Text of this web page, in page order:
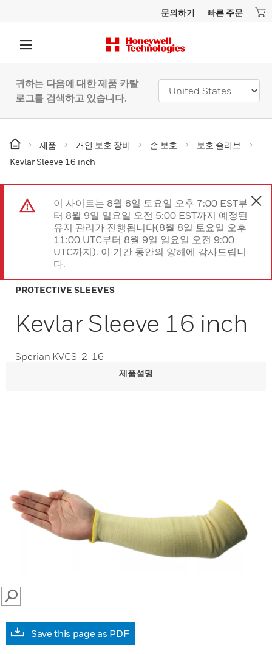
문의하기 빠른 주문
귀하는 다음에 대한 제품 카탈
로그를 검색하고 있습니다.
제품 개인 보호 장비 손 보호
보호 슬리브
Kevlar Sleeve 16 inch
이 사이트는 8월 8일 토요일 오후 7:00 EST부
터 8월 9일 일요일 오전 5:00 EST까지 예정된
유지 관리가 진행됩니다(8월 8일 토요일 오후
11:00 UTC부터 8월 9일 일요일 오전 9:00
UTC까지). 이 기간 동안의 양해에 감사드립니
다.
PROTECTIVE SLEEVES
Kevlar Sleeve 16 inch
Sperian KVCS-2-16
제품설명
SEARCH
Save this page as PDF